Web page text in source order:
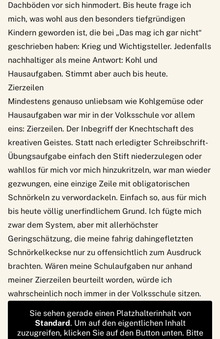
Dachböden vor sich hinmodert. Bis heute frage ich
mich, was wohl aus den besonders tiefgründigen
Kindern geworden ist, die bei „Das mag ich gar nicht“
geschrieben haben: Krieg und Wichtigsteller. Jedenfalls
nachhaltiger als meine Antwort: Kohl und
Hausaufgaben. Stimmt aber auch bis heute.
Zierzeilen
Mindestens genauso unliebsam wie Kohlgemüse oder
Hausaufgaben war mir in der Volksschule vor allem
eins: Zierzeilen. Der Inbegriff der Knechtschaft des
kreativen Geistes. Statt nach erledigter Schreibschrift-
Übungsaufgabe einfach den Stift niederzulegen oder
wahllos für mich vor mich hinzukritzeln, war man wieder
gezwungen, eine einzige Zeile mit obligatorischen
Schnörkeln zu verwordackeln. Einfach so, aus für mich
bis heute völlig unerfindlichem Grund. Ich fügte mich
zwar dem System, aber mit allerhöchster
Geringschätzung, die meine fahrig dahingefletzten
Schnörkelkeckse nur zu offensichtlich zum Ausdruck
brachten. Wären meine Schulaufgaben nur anhand
meiner Zierzeilen beurteilt worden, würde ich
wahrscheinlich noch immer in der Volksschule sitzen.
Sie sehen gerade einen Platzhalterinhalt von
Standard. Um auf den eigentlichen Inhalt
zuzugreifen, klicken Sie auf den Button unten. Bitte